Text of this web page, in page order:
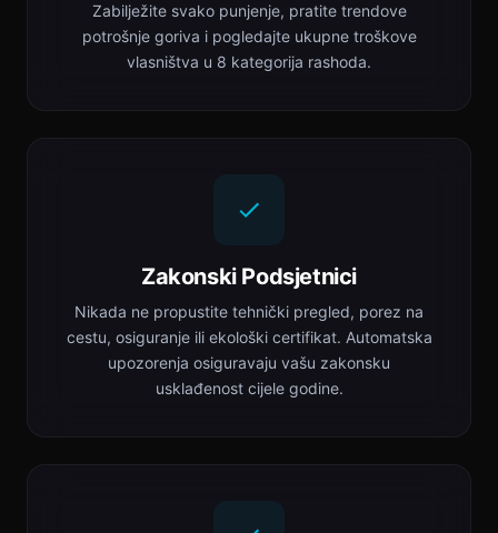
Zabilježite svako punjenje, pratite trendove
potrošnje goriva i pogledajte ukupne troškove
vlasništva u 8 kategorija rashoda.
Zakonski Podsjetnici
Nikada ne propustite tehnički pregled, porez na
cestu, osiguranje ili ekološki certifikat. Automatska
upozorenja osiguravaju vašu zakonsku
usklađenost cijele godine.